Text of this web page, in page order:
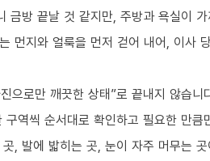
금방 끝날 것 같지만, 주방과 욕실이
먼지와 얼룩을 먼저 걷어 내어, 이사
으로만 깨끗한 상태”로 끝내지 않습니
역씩 순서대로 확인하고 필요한 만큼
, 발에 밟히는 곳, 눈이 자주 머무는